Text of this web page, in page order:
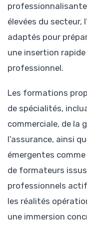
élevées du secteur,
adaptés pour
une insertion
professionnel.
Les formations
de spécialités,
commerciale, de la
l’assurance, ainsi
émergentes
de formateurs
professionnels
les réalités
une immersion